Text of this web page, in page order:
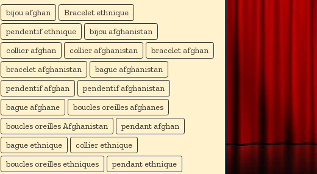
bijou afghan
Bracelet ethnique
pendentif ethnique
bijou afghanistan
collier afghan
collier afghanistan
bracelet afghan
bracelet afghanistan
bague afghanistan
pendentif afghan
pendentif afghanistan
bague afghane
boucles oreilles afghanes
boucles oreilles Afghanistan
pendant afghan
bague ethnique
collier ethnique
boucles oreilles ethniques
pendant ethnique